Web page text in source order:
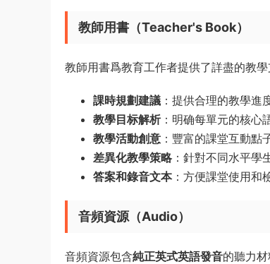
教師用書（Teacher's Book）
教師用書爲教育工作者提供了詳盡的教學
課時規劃建議 ：提供合理的教學進
教學目标解析：明确每單元的核心
教學活動創意 ：豐富的課堂互動點
差異化教學策略：針對不同水平學
答案和錄音文本：方便課堂使用和
音頻資源（Audio）
音頻資源包含純正英式英語發音的聽力材